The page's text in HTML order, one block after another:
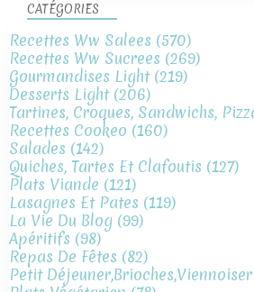
CATÉGORIES
Recettes Ww Salees (570)
Recettes Ww Sucrees (269)
Gourmandises Light(219)
Desserts Light(206)
Tartines, Croques, Sandwichs,
Recettes Cookeo (160)
Salades (142)
Quiches, Tartes Et Clafoutis (127)
Plats Viande (121)
Lasagnes Et Pates (119)
La Vie Du Blog (99)
Apéritifs (98)
Repas De Fêtes (82)
Petit